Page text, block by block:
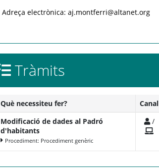
Adreça electrònica: aj.montferri@altanet.org
Tràmits
Què necessiteu fer? Canal
Modificació de dades al Padró
d'habitants
Procediment: Procediment genèric
/